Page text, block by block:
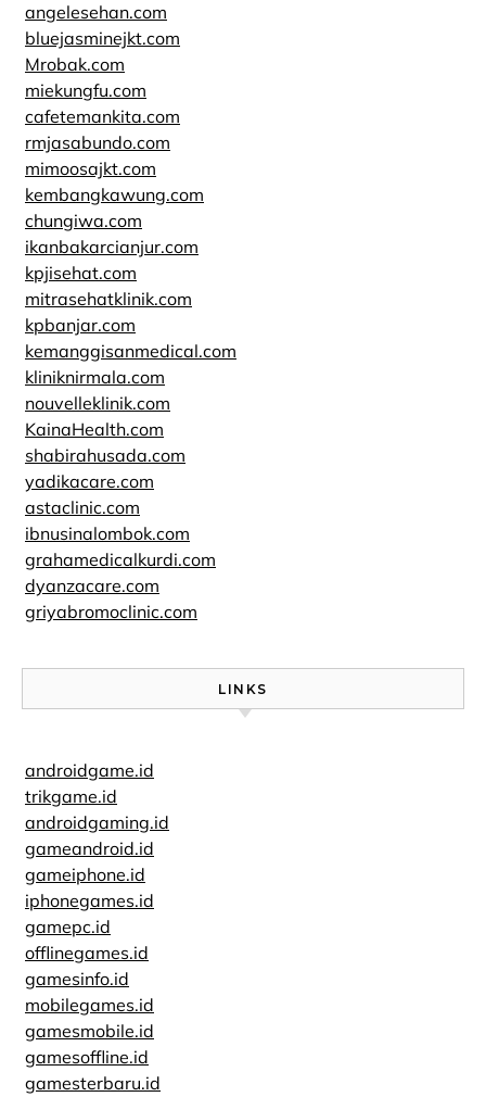
angelesehan.com
bluejasminejkt.com
Mrobak.com
miekungfu.com
cafetemankita.com
rmjasabundo.com
mimoosajkt.com
kembangkawung.com
chungiwa.com
ikanbakarcianjur.com
kpjisehat.com
mitrasehatklinik.com
kpbanjar.com
kemanggisanmedical.com
kliniknirmala.com
nouvelleklinik.com
KainaHealth.com
shabirahusada.com
yadikacare.com
astaclinic.com
ibnusinalombok.com
grahamedicalkurdi.com
dyanzacare.com
griyabromoclinic.com
LINKS
androidgame.id
trikgame.id
androidgaming.id
gameandroid.id
gameiphone.id
iphonegames.id
gamepc.id
offlinegames.id
gamesinfo.id
mobilegames.id
gamesmobile.id
gamesoffline.id
gamesterbaru.id